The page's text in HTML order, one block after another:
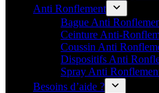
Anti Ronflement
Bague Anti
Ceinture Anti-
Coussin Anti
Dispositifs Anti
Spray Anti
Besoins d’aide ?